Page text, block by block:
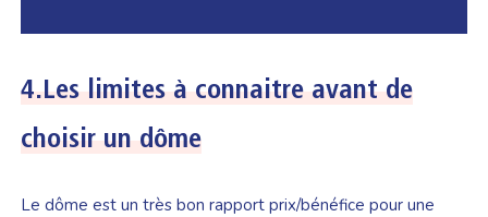
4.Les limites à connaitre avant de
choisir un dôme
Le dôme est un très bon rapport prix/bénéfice pour une